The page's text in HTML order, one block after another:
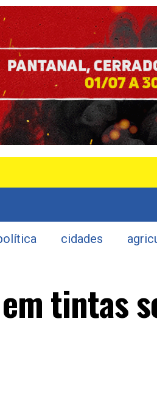
cidades
tintas